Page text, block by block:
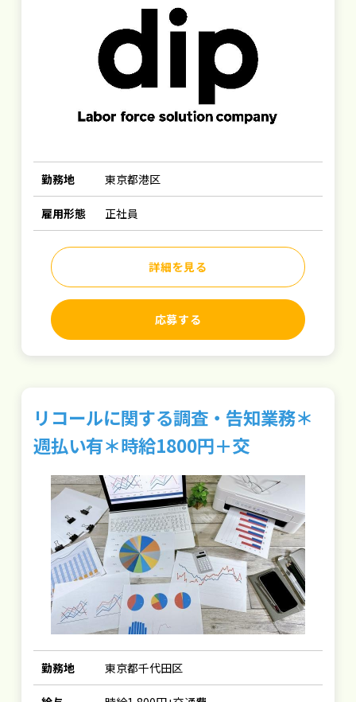
勤務地 東京都港区
雇用形態 正社員
詳細を見る
応募する
リコールに関する調査・告知業務＊
週払い有＊時給1800円＋交
勤務地 東京都千代田区